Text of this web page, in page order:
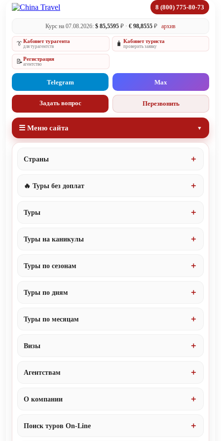
8 (800) 775-80-73
Курс на 07.08.2026: $ 85,5595 ₽ · € 98,8555 ₽ архив
👔Кабинет турагента
для турагентств 🧳 Кабинет туриста
проверить заявку
📝Регистрация
агентство
Telegram Max
Задать вопрос Перезвонить
☰ Меню сайта
Страны
🔥 Туры без доплат
Туры
Туры на каникулы
Туры по сезонам
Туры по дням
Туры по месяцам
Визы
Агентствам
О компании
Поиск туров On-Line